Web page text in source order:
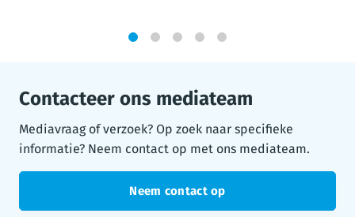
Contacteer ons mediateam
Mediavraag of verzoek? Op zoek naar specifieke
informatie? Neem contact op met ons mediateam.
Neem contact op